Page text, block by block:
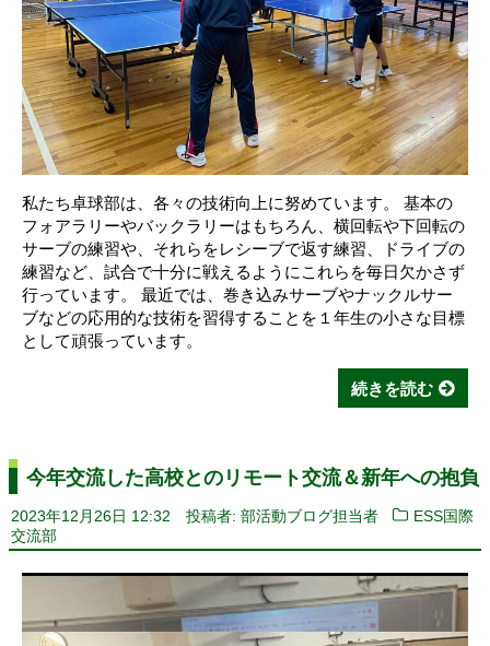
私たち卓球部は、各々の技術向上に努めています。 基本の
フォアラリーやバックラリーはもちろん、横回転や下回転の
サーブの練習や、それらをレシーブで返す練習、ドライブの
練習など、試合で十分に戦えるようにこれらを毎日欠かさず
行っています。 最近では、巻き込みサーブやナックルサー
ブなどの応用的な技術を習得することを１年生の小さな目標
として頑張っています。
続きを読む
今年交流した高校とのリモート交流＆新年への抱負
2023年12月26日 12:32 投稿者: 部活動ブログ担当者
ESS国際
交流部